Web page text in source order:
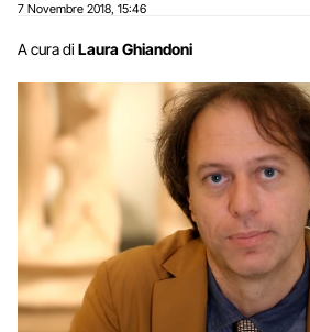
7 Novembre 2018 15:46
A cura di Laura Ghiandoni